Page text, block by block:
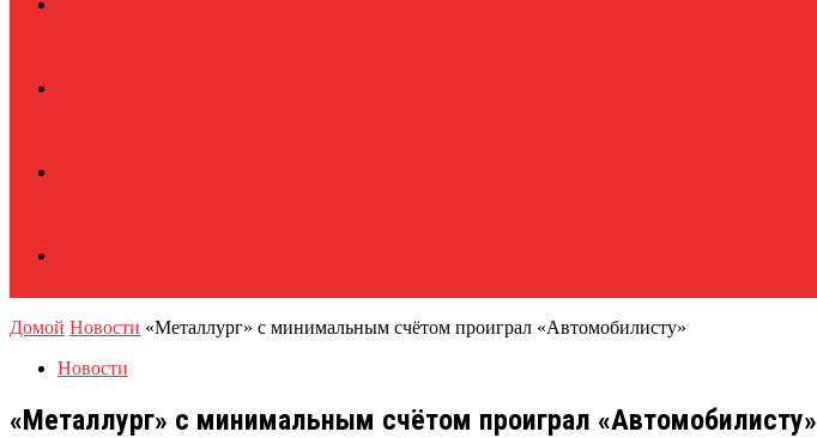
Домой Новости «Металлург» с минимальным счётом проиграл «Автомобилисту»
Новости
«Металлург» с минимальным счётом проиграл «Автомобилисту»